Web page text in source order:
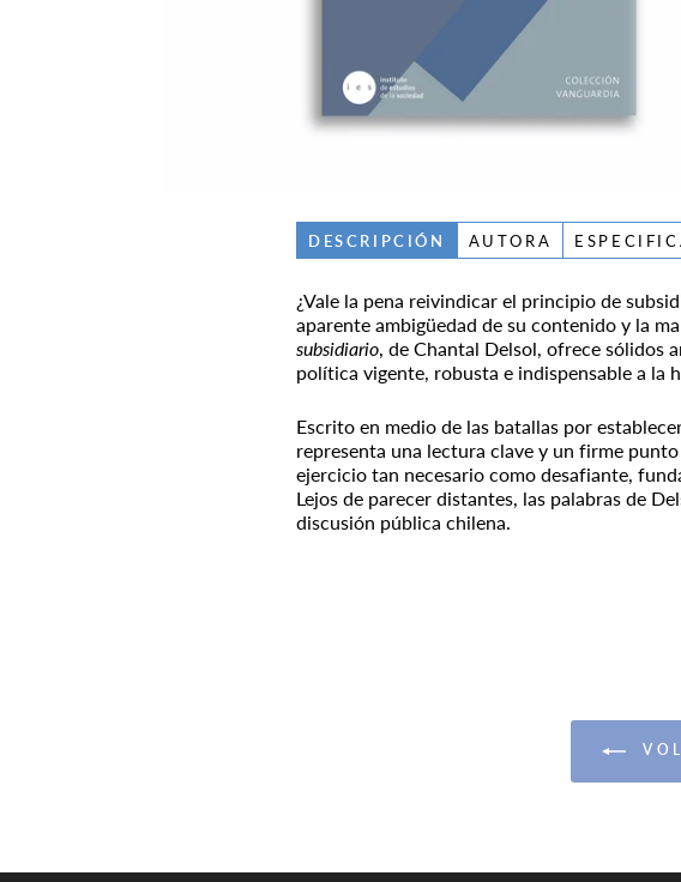
DESCRIPCIÓN AUTORA
¿Vale la pena reivindicar el principio de
aparente ambigüedad de su contenido y la
subsidiario, de Chantal Delsol, ofrece sólidos
política vigente, robusta e indispensable a la
Escrito en medio de las batallas por
representa una lectura clave y un firme
ejercicio tan necesario como desafiante,
Lejos de parecer distantes, las palabras de
discusión pública chilena.